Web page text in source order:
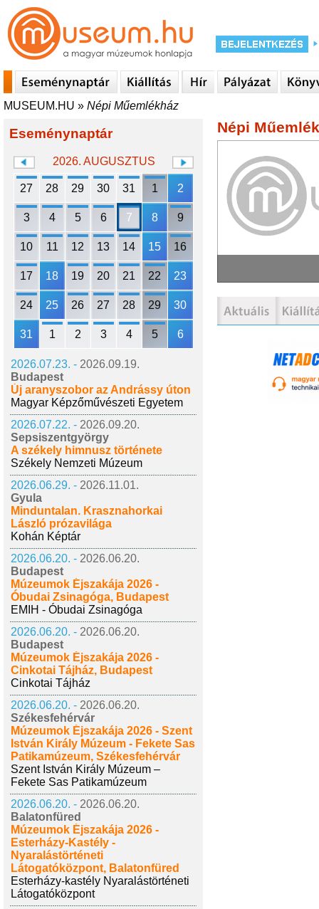
MUSEUM.HU » Népi Műemlékház
Eseménynaptár
2026. AUGUSZTUS
27 28 29 30 31 1 2
3 4 5 6 7 8 9
10 11 12 13 14 15 16
17 18 19 20 21 22 23
24 25 26 27 28 29 30
31 1 2 3 4 5 6
2026.07.23. - 2026.09.19.
Budapest
Új aranyszobor az Andrássy úton
Magyar Képzőművészeti Egyetem
2026.07.22. - 2026.09.20.
Sepsiszentgyörgy
A székely himnusz története
Székely Nemzeti Múzeum
2026.06.29. - 2026.11.01.
Gyula
Minduntalan. Krasznahorkai
László prózavilága
Kohán Képtár
2026.06.20. - 2026.06.20.
Budapest
Múzeumok Éjszakája 2026 -
Óbudai Zsinagóga, Budapest
EMIH - Óbudai Zsinagóga
2026.06.20. - 2026.06.20.
Budapest
Múzeumok Éjszakája 2026 -
Cinkotai Tájház, Budapest
Cinkotai Tájház
2026.06.20. - 2026.06.20.
Székesfehérvár
Múzeumok Éjszakája 2026 - Szent
István Király Múzeum - Fekete Sas
Patikamúzeum, Székesfehérvár
Szent István Király Múzeum –
Fekete Sas Patikamúzeum
2026.06.20. - 2026.06.20.
Balatonfüred
Múzeumok Éjszakája 2026 -
Esterházy-Kastély -
Nyaralástörténeti
Látogatóközpont, Balatonfüred
Esterházy-kastély Nyaralástörténeti
Látogatóközpont
Népi